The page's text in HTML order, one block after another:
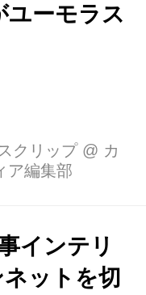
ーモラス
クリップ @ カ
ア編集部
インテリ
ットを切